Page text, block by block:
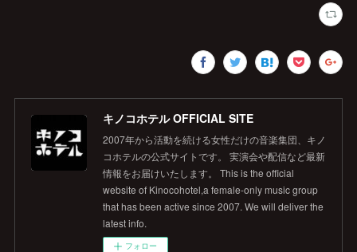
キノコホテル OFFICIAL SITE
2007年から活動を続ける女性だけの音楽集団、キノ
コホテルの公式サイトです。 実演会や配信など最新
情報をお届けいたします。 This is the official
website of Kinocohotel,a female-only music group
that has been active since 2007. We will deliver the
latest info.
フォロー